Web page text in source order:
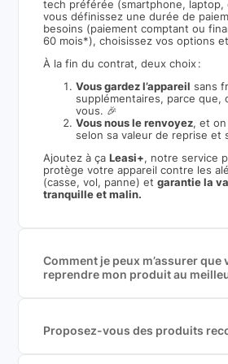
tech préférée (smartphone, laptop,
vous définissez une durée de
besoins (paiement comptant ou
60 mois*), choisissez vos options et
À la fin du contrat, deux choix :
Vous gardez l’appareil sans
supplémentaires, parce que,
vous. 🎉
Vous nous le renvoyez, et
selon sa valeur de reprise et
Ajoutez à ça Leasi+, notre service
protège votre appareil contre les
(casse, vol, panne) etgarantie la
tranquille et malin.
Comment je peux m’assurer que
reprendre mon produit au
garantir le meilleur prix de rachat.
sommes rémunéré à la commission
Proposez-vous des produits